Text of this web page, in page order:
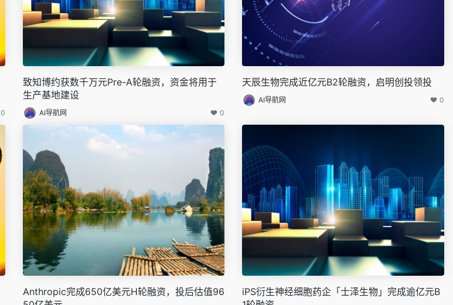
0
致知博约获数千万元Pre-A轮融资，资金将用于
生产基地建设
AI导航网 0
天辰生物完成近亿元B2轮融资，启明创投领投
AI导航网 0
Anthropic完成650亿美元H轮融资，投后估值96
iPS衍生神经细胞药企「士泽生物」完成逾亿元B